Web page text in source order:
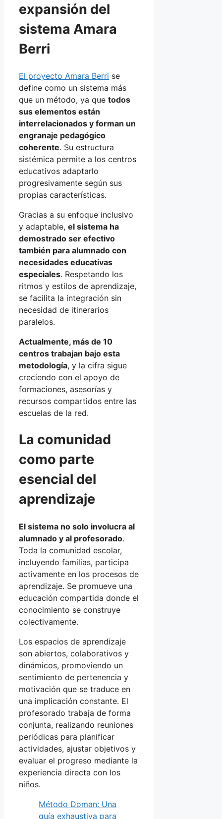
expansión del
sistema Amara
Berri
El proyecto Amara Berri se
define como un sistema más
que un método, ya que todos
sus elementos están
interrelacionados y forman un
engranaje pedagógico
coherente. Su estructura
sistémica permite a los centros
educativos adaptarlo
progresivamente según sus
propias características.
Gracias a su enfoque inclusivo
y adaptable, el sistema ha
demostrado ser efectivo
también para alumnado con
necesidades educativas
especiales. Respetando los
ritmos y estilos de aprendizaje,
se facilita la integración sin
necesidad de itinerarios
paralelos.
Actualmente, más de 10
centros trabajan bajo esta
metodología, y la cifra sigue
creciendo con el apoyo de
formaciones, asesorías y
recursos compartidos entre las
escuelas de la red.
La comunidad
como parte
esencial del
aprendizaje
El sistema no solo involucra al
alumnado y al profesorado.
Toda la comunidad escolar,
incluyendo familias, participa
activamente en los procesos de
aprendizaje. Se promueve una
educación compartida donde el
conocimiento se construye
colectivamente.
Los espacios de aprendizaje
son abiertos, colaborativos y
dinámicos, promoviendo un
sentimiento de pertenencia y
motivación que se traduce en
una implicación constante. El
profesorado trabaja de forma
conjunta, realizando reuniones
periódicas para planificar
actividades, ajustar objetivos y
evaluar el progreso mediante la
experiencia directa con los
niños.
Método Doman: Una
guía exhaustiva para